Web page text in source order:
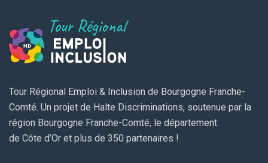
Tour Régional Emploi & Inclusion de Bourgogne Franche-
Comté. Un projet de Halte Discriminations, soutenue par la
région Bourgogne Franche-Comté, le département
de Côte d’Or et plus de 350 partenaires !